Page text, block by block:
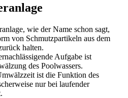
wie der Name schon sagt,
von Schmutzpartikeln aus dem
halten.
Aufgabe ist
des Poolwassers.
ist die Funktion des
nur bei laufender